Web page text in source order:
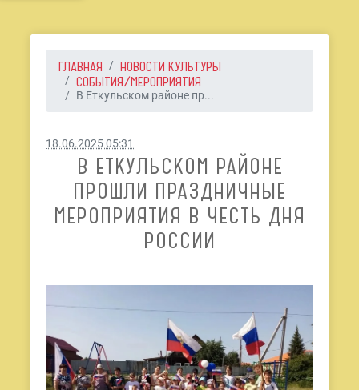
ГЛАВНАЯ
НОВОСТИ КУЛЬТУРЫ
СОБЫТИЯ/МЕРОПРИЯТИЯ
В Еткульском районе пр...
18.06.2025 05:31
В ЕТКУЛЬСКОМ РАЙОНЕ
ПРОШЛИ ПРАЗДНИЧНЫЕ
МЕРОПРИЯТИЯ В ЧЕСТЬ ДНЯ
РОССИИ